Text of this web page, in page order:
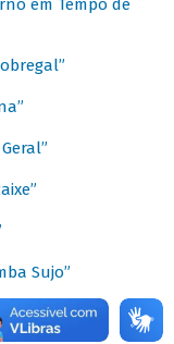
em Tempo de
Sujo”